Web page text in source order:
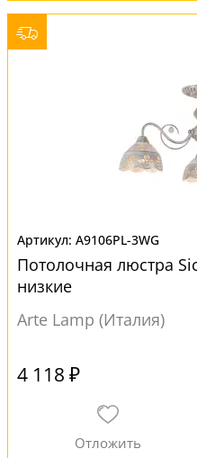
A9106PL-3WG
Потолочная люстра
низкие
Arte Lamp (Италия)
4 118 ₽